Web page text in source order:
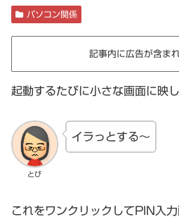
パソコン関係
記事内に広告が含ま
起動するたびに小さな画面に映
とび
イラっとする～
これをワンクリックしてPIN入